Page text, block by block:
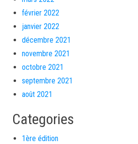
février 2022
janvier 2022
décembre 2021
novembre 2021
octobre 2021
septembre 2021
août 2021
Categories
1ère édition